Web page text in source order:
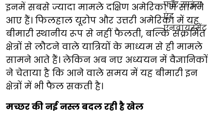
इनमें सबसे ज्यादा मामले दक्षिण अमेरिका में सामने
आए हैं। फिलहाल यूरोप और उत्तरी अमेरिका में यह
बीमारी स्थानीय रूप से नहीं फैलती, बल्कि संक्रमित
क्षेत्रों से लौटने वाले यात्रियों के माध्यम से ही मामले
सामने आते हैं। लेकिन अब नए अध्ययन में वैज्ञानिकों
ने चेताया है कि आने वाले समय में यह बीमारी इन
क्षेत्रों में भी फैल सकती है।
मच्छर की नई नस्ल बदल रही है खेल